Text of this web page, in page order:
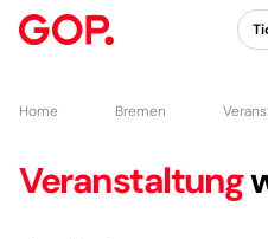
Bremen
Home
Veranstaltung